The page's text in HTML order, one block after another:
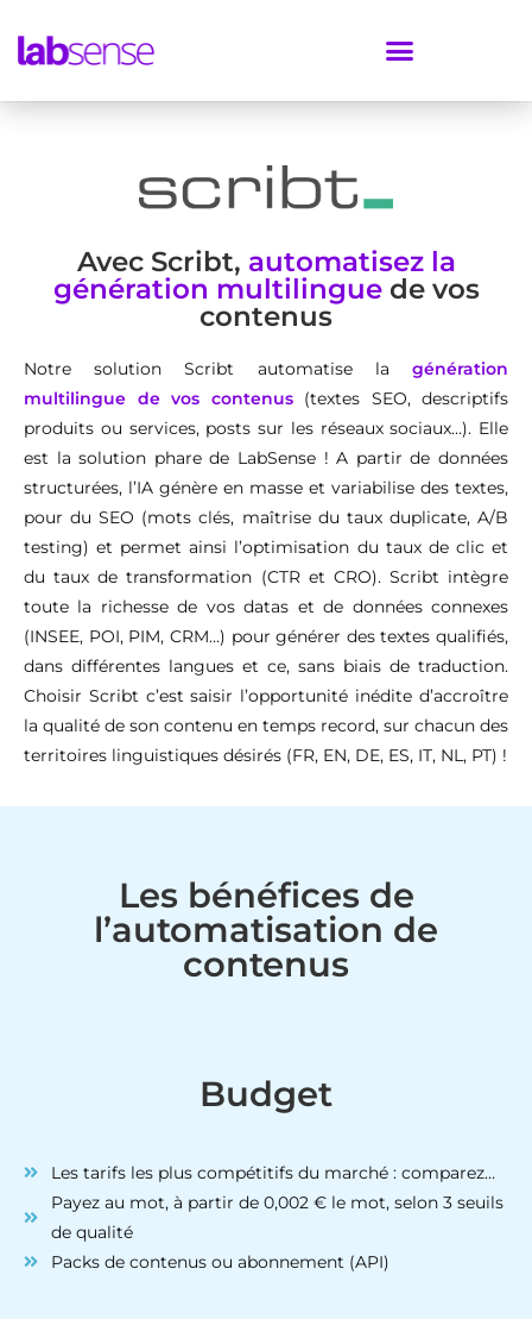
Avec Scribt, automatisez la
génération multilinguede vos
contenus
Notre solution Scribt automatise la génération
multilingue de vos contenus(textes SEO, descriptifs
produits ou services, posts sur les réseaux sociaux…). Elle
est la solution phare de LabSense ! A partir de données
structurées, l’IA génère en masse et variabilise des textes,
pour du SEO (mots clés, maîtrise du taux duplicate, A/B
testing) et permet ainsi l’optimisation du taux de clic et
du taux de transformation (CTR et CRO). Scribt intègre
toute la richesse de vos datas et de données connexes
(INSEE, POI, PIM, CRM…) pour générer des textes qualifiés,
dans différentes langues et ce, sans biais de traduction.
Choisir Scribt c’est saisir l’opportunité inédite d’accroître
la qualité de son contenu en temps record, sur chacun des
territoires linguistiques désirés (FR, EN, DE, ES, IT, NL, PT) !
Les bénéfices de
l’automatisation de
contenus
Budget
Les tarifs les plus compétitifs du marché : comparez…
Payez au mot, à partir de 0,002 € le mot, selon 3 seuils
de qualité
Packs de contenus ou abonnement (API)